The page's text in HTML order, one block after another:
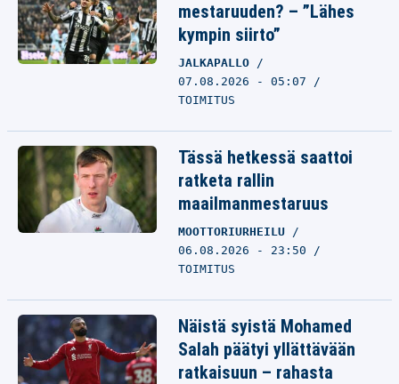
mestaruuden? – ”Lähes
kympin siirto”
JALKAPALLO
07.08.2026 - 05:07
TOIMITUS
Tässä hetkessä saattoi
ratketa rallin
maailmanmestaruus
MOOTTORIURHEILU
06.08.2026 - 23:50
TOIMITUS
Näistä syistä Mohamed
Salah päätyi yllättävään
ratkaisuun – rahasta